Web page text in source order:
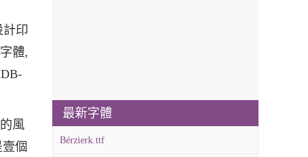
計印
體,
風
個
最新字體
Bérzierk.ttf